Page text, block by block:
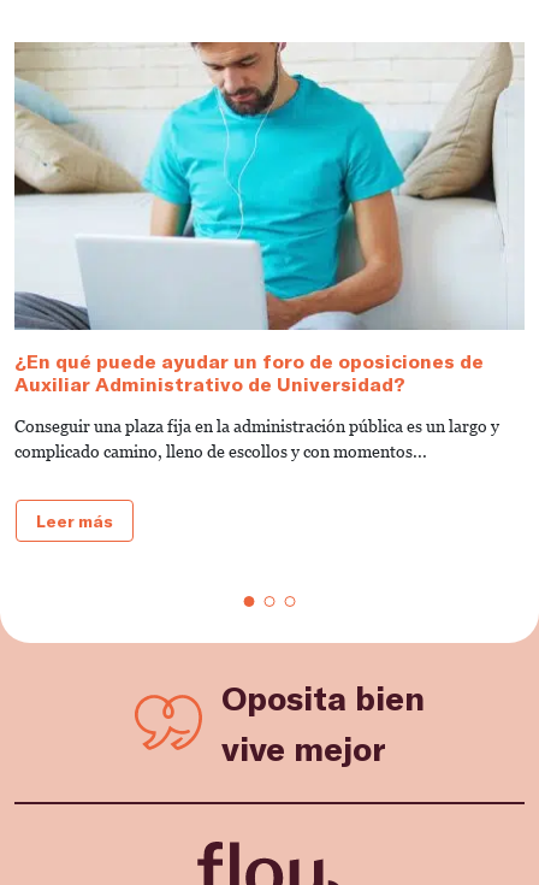
¿En qué puede ayudar un foro de oposiciones de
Auxiliar Administrativo de Universidad?
Conseguir una plaza fija en la administración pública es un largo y
complicado camino, lleno de escollos y con momentos...
Leer más
Oposita bien
vive mejor